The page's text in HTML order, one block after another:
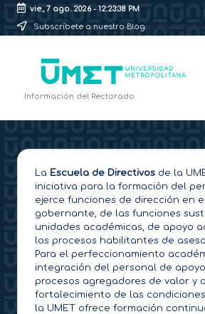
Saltar
al
vie., 7 ago. 2026- 12:23:39 PM
Subscríbete a nuestro Blog. Subscribe
B
l
o
R
Información del Rectorado
La Escuela de Directivos de la
iniciativa para la formación del
ejerce funciones de dirección en
gobernante, de las funciones
unidades académicas, de apoyo
los procesos habilitantes de
Para el perfeccionamiento
integración del personal de
procesos agregadores de valor y
fortalecimiento de las
la UMET ofrece formación